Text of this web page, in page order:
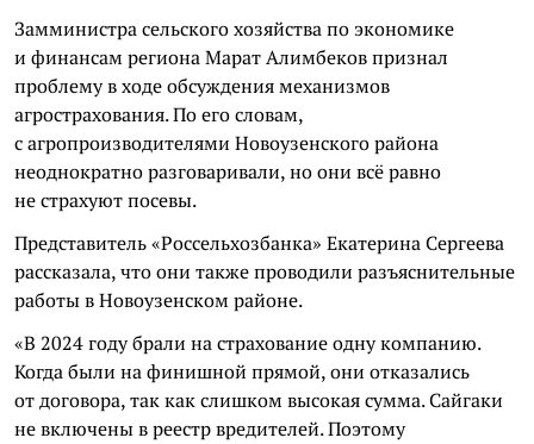
Замминистра сельского хозяйства по экономике
и финансам региона Марат Алимбеков признал
проблему в ходе обсуждения механизмов
агрострахования. По его словам,
с агропроизводителями Новоузенского района
неоднократно разговаривали, но они всё равно
не страхуют посевы.
Представитель «Россельхозбанка» Екатерина Сергеева
рассказала, что они также проводили разъяснительные
работы в Новоузенском районе.
«В 2024 году брали на страхование одну компанию.
Когда были на финишной прямой, они отказались
от договора, так как слишком высокая сумма. Сайгаки
не включены в реестр вредителей. Поэтому